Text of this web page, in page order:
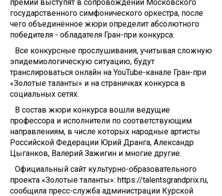
премии выступят в сопровождении Московского
государственного симфонического оркестра, после
чего объединённое жюри определит абсолютного
победителя - обладателя Гран-при конкурса.
Все конкурсные прослушивания, учитывая сложную
эпидемиологическую ситуацию, будут
транслироваться онлайн на YouTube-канале Гран-при
«Золотые таланты» и на страничках конкурса в
социальных сетях.
В состав жюри конкурса вошли ведущие
профессора и исполнители по соответствующим
направлениям, в числе которых народные артисты
Российской Федерации Юрий Дранга, Александр
Цыганков, Валерий Зажигин и многие другие.
Официальный сайт культурно-образовательного
проекта «Золотые таланты»: https://talentsgrandprix.ru,
сообщила пресс-служба администрации Курской